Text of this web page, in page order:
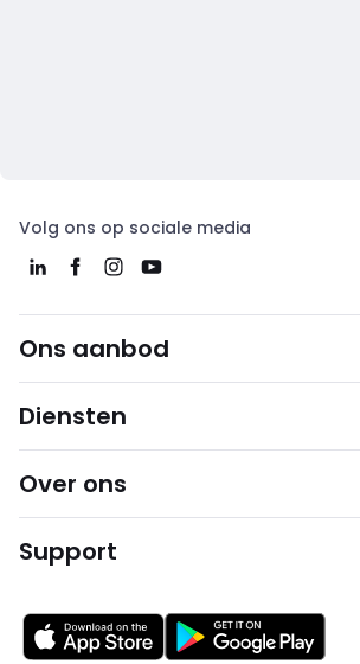
Volg ons op sociale media
Ons aanbod
Diensten
Over ons
Support